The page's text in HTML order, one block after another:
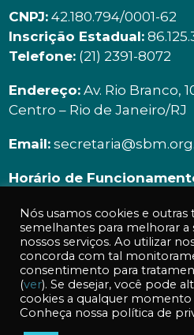
CNPJ: 42.180.794/0001-62
Inscrição Estadual:
Telefone: (21) 2391-8072
Endereço: Av. Rio Branco,
Centro – Rio de Janeiro/RJ
Email:
Horário de
Acessos a
Nós usamos cookies e outras
semelhantes para melhorar a
nossos serviços. Ao utilizar
concorda com tal
consentimento para
(ver). Se desejar, você pode
cookies a qualquer momento
Conheça nossa política de